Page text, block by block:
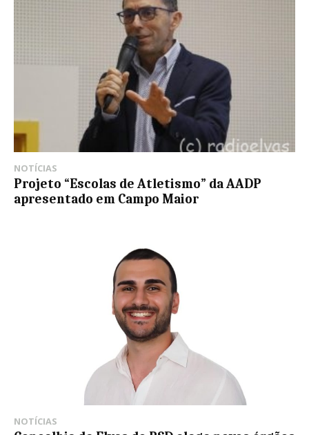
NOTÍCIAS
Projeto “Escolas de Atletismo” da AADP
apresentado em Campo Maior
NOTÍCIAS